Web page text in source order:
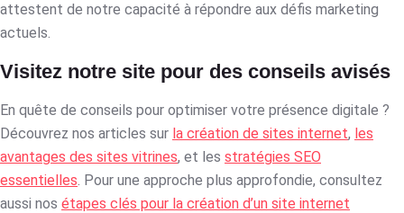
attestent de notre capacité à répondre aux défis marketing
actuels.
Visitez notre site pour des conseils avisés
En quête de conseils pour optimiser votre présence digitale ?
Découvrez nos articles sur la création de sites internet, les
avantages des sites vitrines, et les stratégies SEO
essentielles . Pour une approche plus approfondie, consultez
aussi nos étapes clés pour la création d’un site internet